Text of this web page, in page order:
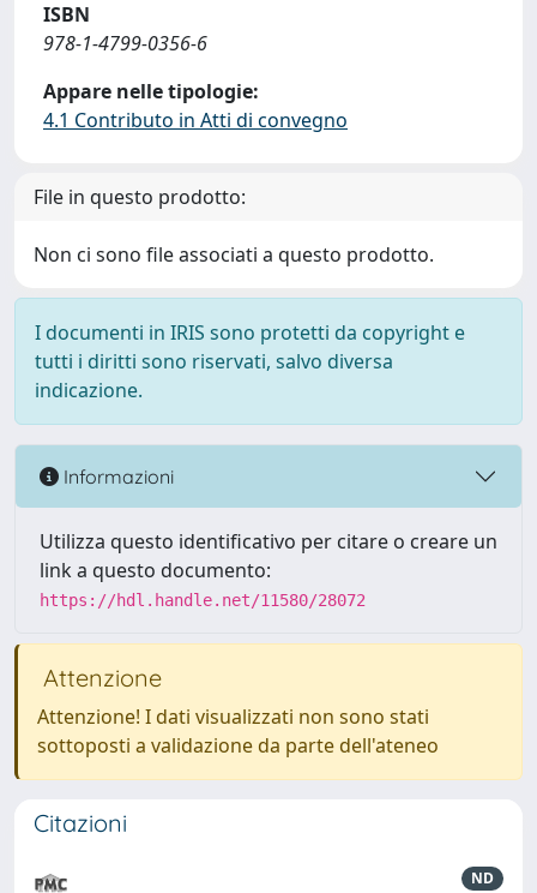
ISBN
978-1-4799-0356-6
Appare nelle tipologie:
4.1 Contributo in Atti di convegno
File in questo prodotto:
Non ci sono file associati a questo prodotto.
I documenti in IRIS sono protetti da copyright e
tutti i diritti sono riservati, salvo diversa
indicazione.
Informazioni
Utilizza questo identificativo per citare o creare un
link a questo documento:
https://hdl.handle.net/11580/28072
Attenzione
Attenzione! I dati visualizzati non sono stati
sottoposti a validazione da parte dell'ateneo
Citazioni
ND